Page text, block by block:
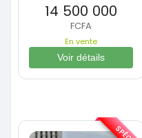
14 500 000
FCFA
En vente
Voir détails